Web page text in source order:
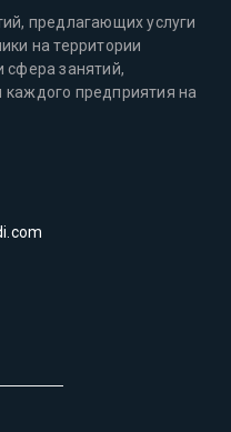
предлагающих услуги
на территории
сфера занятий,
предприятия на